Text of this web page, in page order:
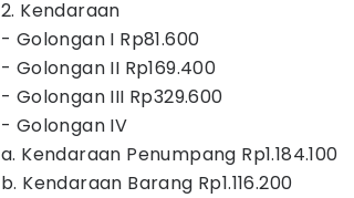
2. Kendaraan
- Golongan I Rp81.600
- Golongan II Rp169.400
- Golongan III Rp329.600
- Golongan IV
a. Kendaraan Penumpang Rp1.184.100
b. Kendaraan Barang Rp1.116.200